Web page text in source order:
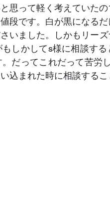
思って軽く考えていた
段です。白が黒になる
いました。しかもリー
しかしてs様に相談す
だってこれだって苦労